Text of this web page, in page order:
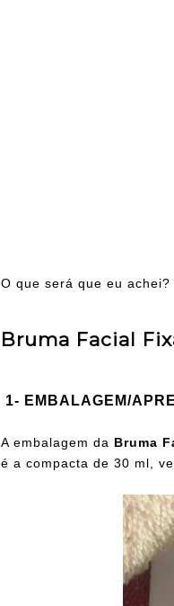
O que será que eu achei?
Bruma Facial
1- EMBALAGEM/
A embalagem da Bruma
é a compacta de 30 ml,